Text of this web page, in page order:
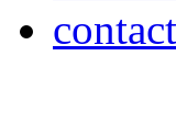
contact